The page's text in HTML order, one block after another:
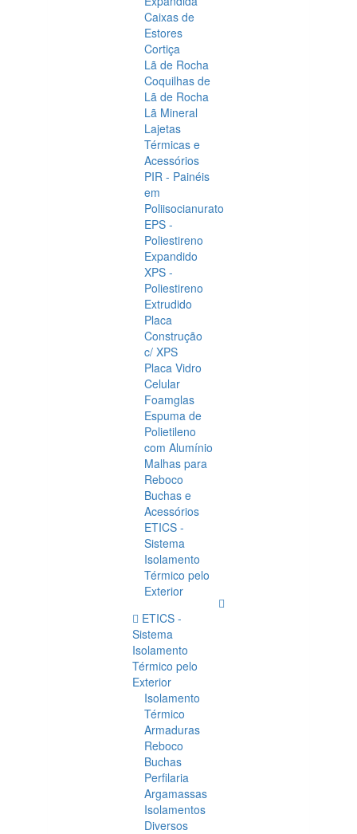
Caixas de
Estores
Cortiça
Lã de Rocha
Coquilhas de
Lã de Rocha
Lã Mineral
Lajetas
Térmicas e
Acessórios
PIR - Painéis
em
Poliisocianurato
EPS -
Poliestireno
Expandido
XPS -
Poliestireno
Extrudido
Placa
Construção
c/ XPS
Placa Vidro
Celular
Foamglas
Espuma de
Polietileno
com Alumínio
Malhas para
Reboco
Buchas e
Acessórios
ETICS -
Sistema
Isolamento
Térmico pelo
Exterior
ETICS -
Sistema
Isolamento
Térmico pelo
Exterior
Isolamento
Térmico
Armaduras
Reboco
Buchas
Perfilaria
Argamassas
Isolamentos
Diversos